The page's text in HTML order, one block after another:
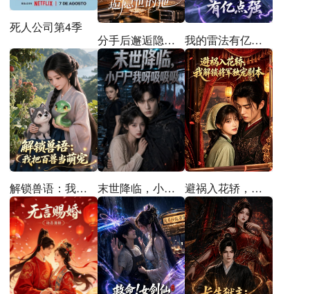
死人公司第4季
分手后邂逅隐世的他
我的雷法有亿点强
解锁兽语：我把百兽当萌宠 末世降临，小尸尸我呀吸吸吸 避祸入花轿，我解锁将军独宠剧本